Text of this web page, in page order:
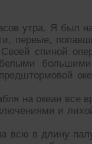
утра. Я был
первые,
спиной
белыми
на океан все
и
всю в длину